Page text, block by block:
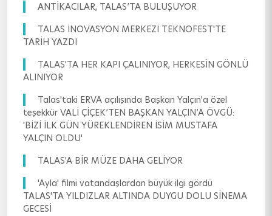
ANTİKACILAR, TALAS’TA BULUŞUYOR
TALAS İNOVASYON MERKEZİ TEKNOFEST'TE
TARİH YAZDI
TALAS'TA HER KAPI ÇALINIYOR, HERKESİN GÖNLÜ
ALINIYOR
Talas'taki ERVA açılışında Başkan Yalçın'a özel
teşekkür VALİ ÇİÇEK’TEN BAŞKAN YALÇIN’A ÖVGÜ:
'BİZİ İLK GÜN YÜREKLENDİREN İSİM MUSTAFA
YALÇIN OLDU'
TALAS'A BİR MÜZE DAHA GELİYOR
'Ayla' filmi vatandaşlardan büyük ilgi gördü
TALAS'TA YILDIZLAR ALTINDA DUYGU DOLU SİNEMA
GECESİ